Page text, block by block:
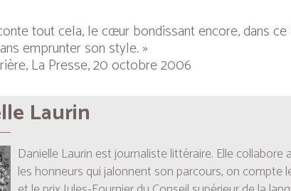
tout cela, le cœur bondissant encore, dans
emprunter son style. »
La Presse,20 octobre 2006
Laurin
Danielle Laurin est journaliste littéraire. Elle collabore
les honneurs qui jalonnent son parcours, on compte